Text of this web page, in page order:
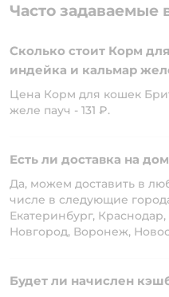
Часто задаваемые
Сколько стоит Корм
индейка и кальмар
Цена Корм для кошек
желе пауч - 131 ₽.
Есть ли доставка на
Да, можем доставить в
числе в следующие
Екатеринбург,
Новгород, Воронеж,
Будет ли начислен